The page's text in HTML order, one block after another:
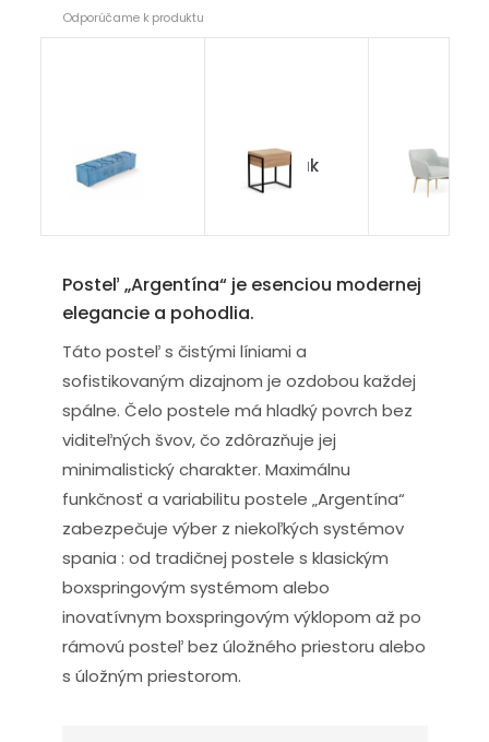
Odporúčame k produktu
Taburet Heavy Oak Modern
Posteľ „Argentína“ je esenciou modernej
elegancie a pohodlia.
Táto posteľ s čistými líniami a
sofistikovaným dizajnom je ozdobou každej
spálne. Čelo postele má hladký povrch bez
viditeľných švov, čo zdôrazňuje jej
minimalistický charakter. Maximálnu
funkčnosť a variabilitu postele „Argentína“
zabezpečuje výber z niekoľkých systémov
spania : od tradičnej postele s klasickým
boxspringovým systémom alebo
inovatívnym boxspringovým výklopom až po
rámovú posteľ bez úložného priestoru alebo
s úložným priestorom.